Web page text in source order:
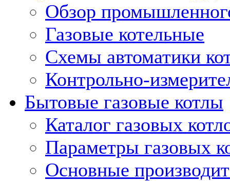
Обзор
Газовые котельные
Схемы автоматики
Контрольно-
Бытовые газовые котлы
Каталог газовых
Параметры газовых
Основные